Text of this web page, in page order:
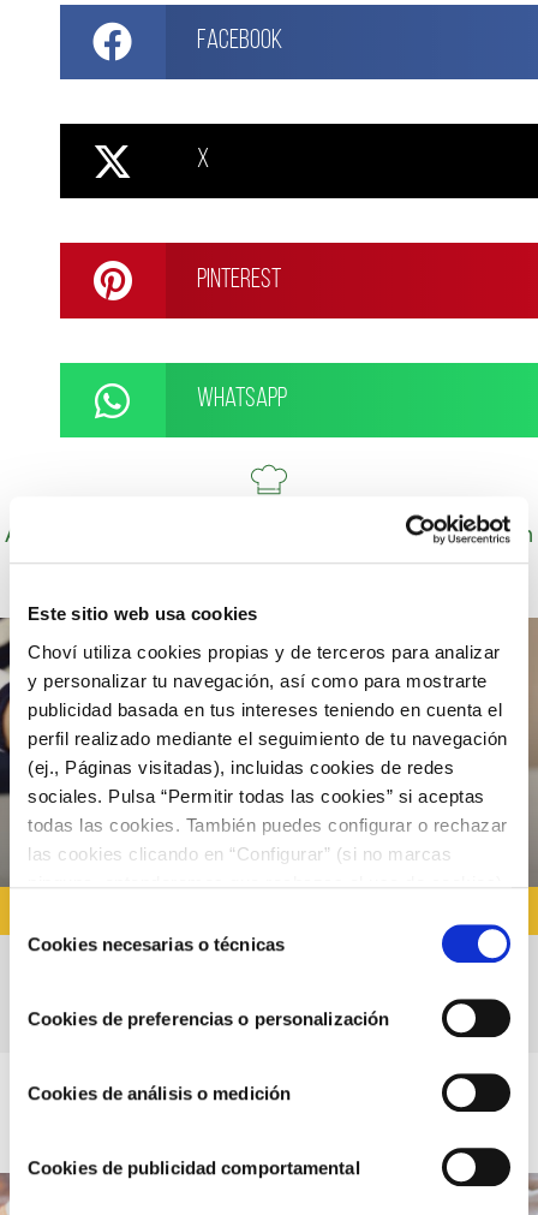
Este sitio web usa cookies
Choví utiliza cookies propias y de terceros para analizar
y personalizar tu navegación, así como para mostrarte
publicidad basada en tus intereses teniendo en cuenta el
perfil realizado mediante el seguimiento de tu navegación
(ej., Páginas visitadas), incluidas cookies de redes
sociales. Pulsa “Permitir todas las cookies” si aceptas
todas las cookies. También puedes configurar o rechazar
las cookies clicando en “Configurar” (si no marcas
COOKIES.
deCookies necesarias o técnicas
Cookies de preferencias o personalización
Cookies de análisis o medición
Cookies de publicidad comportamental
Facebook
X
Pinterest
WhatsApp
Autor: Cocineros de Choví, expertos en recetas con
salsas para el disfrute.